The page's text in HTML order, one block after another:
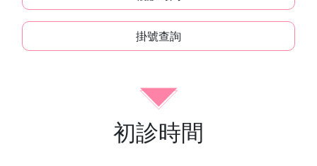
掛號查詢
初診時間